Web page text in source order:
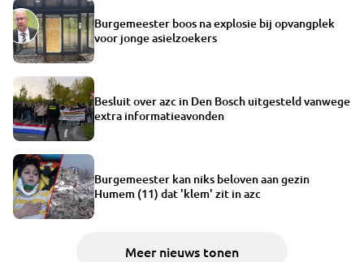
Burgemeester boos na explosie bij opvangplek
voor jonge asielzoekers
Besluit over azc in Den Bosch uitgesteld vanwege
extra informatieavonden
Burgemeester kan niks beloven aan gezin
Humem (11) dat 'klem' zit in azc
Meer nieuws tonen